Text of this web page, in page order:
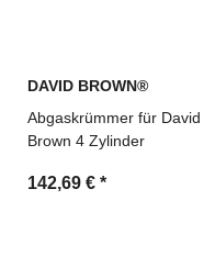
DAVID BROWN®
Abgaskrümmer für David
Brown 4 Zylinder
142,69 € *